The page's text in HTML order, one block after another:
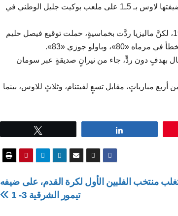
وفي المجموعة السادسة، حققت ماليزيا فوزًا عريضًا على ضيفتها لاوس بـ 5ـ1 على ملعب بوكيت جليل الوطني في
وتقدَّمت لاوس عبر تشانثافيكساي كونثومبون في الدقيقة 19، لكنَّ ماليزيا ردَّت بخماسيةٍ، حملت توقيع فيصل حليم
بهدفٍ دون ردٍّ، جاء من نيرانٍ صديقةٍ عبر سومان
على صدارة ترتيب المجموعة بـ 12 نقطةً من أربع مبارياتٍ، مقابل تسعٍ لفيتنام، وثلاثٍ للاوس، بينما
منتخب الفلبين الأول لكرة القدم، على ضيفه
تيمور الشرقية 3- 1